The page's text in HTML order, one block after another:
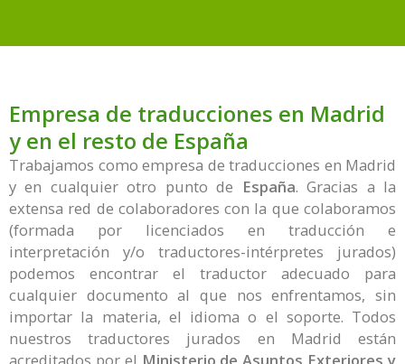
Empresa de traducciones en Madrid
y en el resto de España
Trabajamos como empresa de traducciones en Madrid
y en cualquier otro punto de España. Gracias a la
extensa red de colaboradores con la que colaboramos
(formada por licenciados en traducción e
interpretación y/o traductores-intérpretes jurados)
podemos encontrar el traductor adecuado para
cualquier documento al que nos enfrentamos, sin
importar la materia, el idioma o el soporte. Todos
nuestros traductores jurados en Madrid están